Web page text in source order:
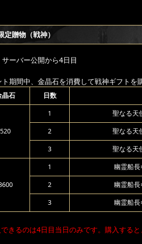
定贈物（戦神）
ーバー公開から4日目
ト期間中、金晶石を消費して戦神ギフトを
晶石 日数
520
1 聖なる天
2 聖なる天
3 聖なる天
1 幽霊船
2 幽霊船
3 幽霊船
きるのは4日目当日のみです。購入すると